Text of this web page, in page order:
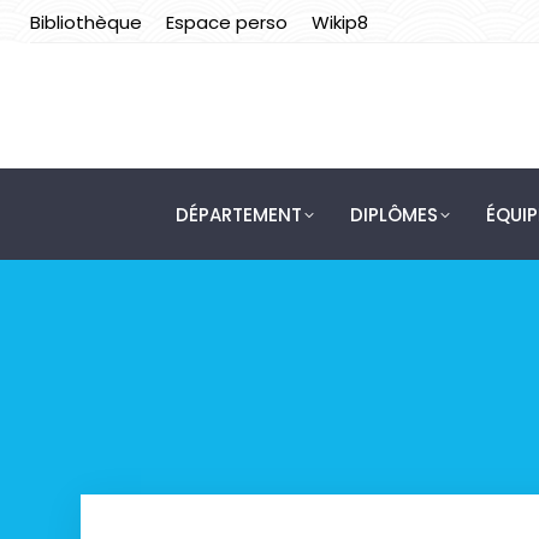
Bibliothèque Espace perso Wikip8
DÉPARTEMENT DIPLÔMES